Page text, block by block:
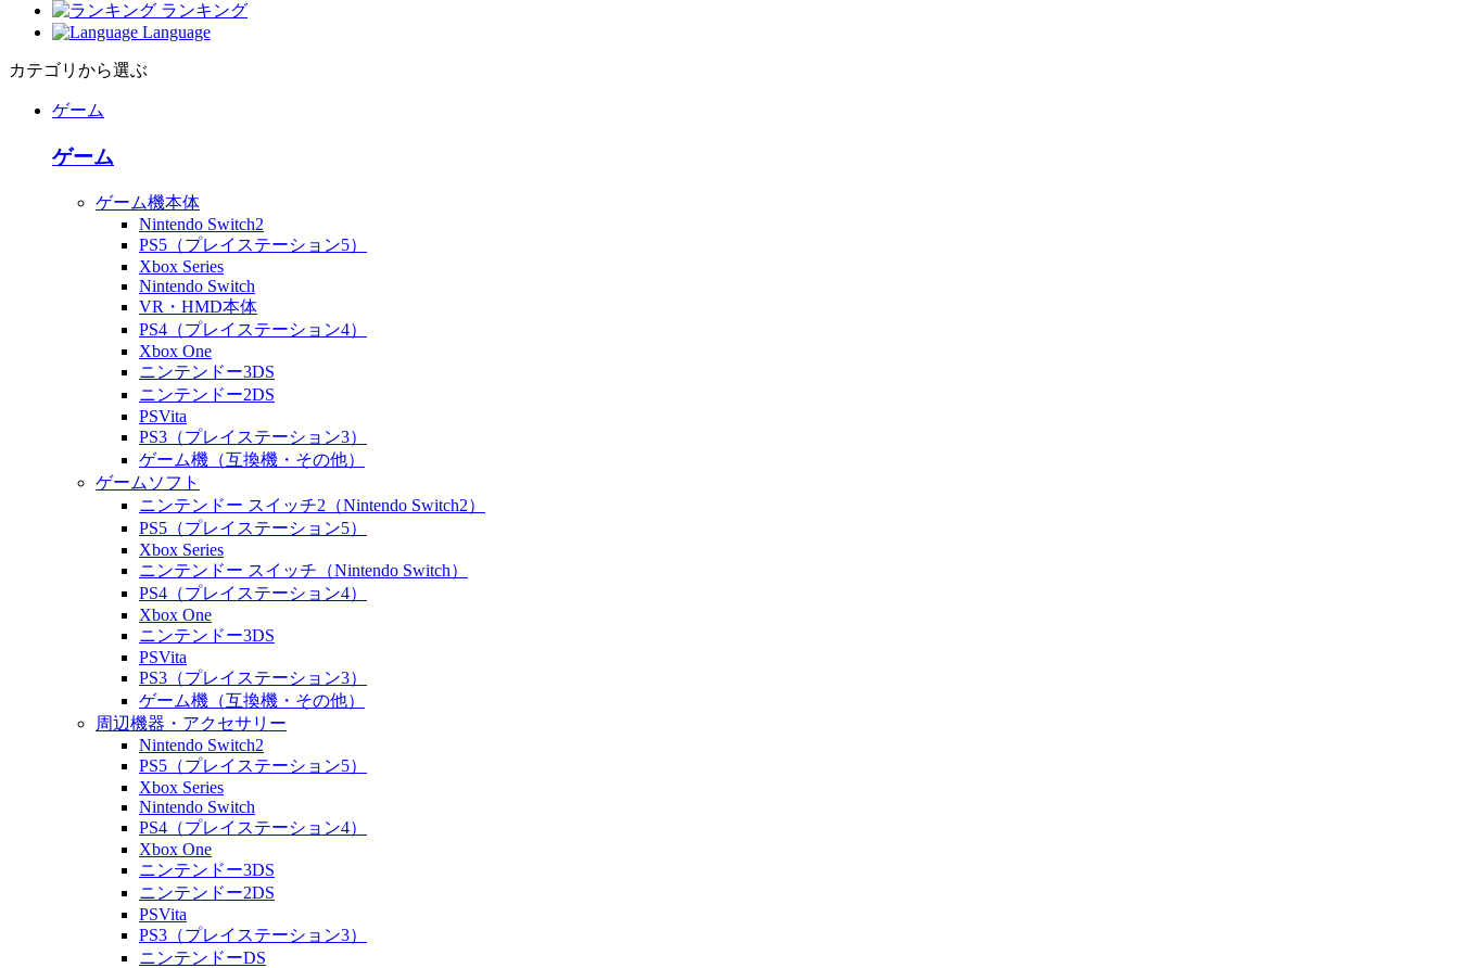
ランキング
Language
カテゴリから選ぶ
ゲーム
ゲーム
ゲーム機本体
Nintendo Switch2
PS5（プレイステーション5）
Xbox Series
Nintendo Switch
VR・HMD本体
PS4（プレイステーション4）
Xbox One
ニンテンドー3DS
ニンテンドー2DS
PSVita
PS3（プレイステーション3）
ゲーム機（互換機・その他）
ゲームソフト
ニンテンドー スイッチ2（Nintendo Switch2）
PS5（プレイステーション5）
Xbox Series
ニンテンドー スイッチ（Nintendo Switch）
PS4（プレイステーション4）
Xbox One
ニンテンドー3DS
PSVita
PS3（プレイステーション3）
ゲーム機（互換機・その他）
周辺機器・アクセサリー
Nintendo Switch2
PS5（プレイステーション5）
Xbox Series
Nintendo Switch
PS4（プレイステーション4）
Xbox One
ニンテンドー3DS
ニンテンドー2DS
PSVita
PS3（プレイステーション3）
ニンテンドーDS